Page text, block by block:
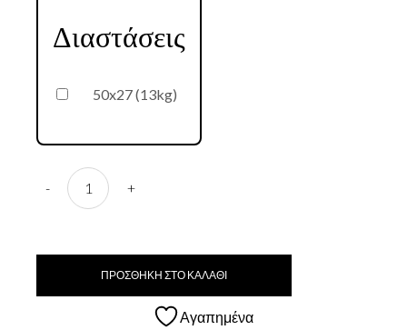
Διαστάσεις
50x27 (13kg)
A31 Kolona quantity
-
+
ΠΡΟΣΘΗΚΗ ΣΤΟ ΚΑΛΑΘΙ
Αγαπημένα